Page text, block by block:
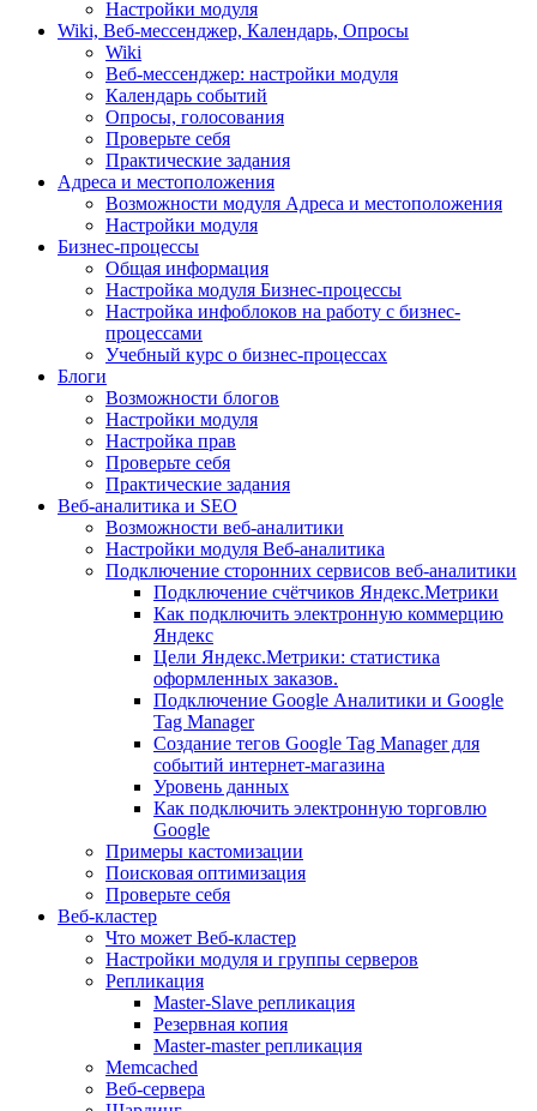
Настройки модуля
Wiki, Веб-мессенджер, Календарь, Опросы
Wiki
Веб-мессенджер: настройки модуля
Календарь событий
Опросы, голосования
Проверьте себя
Практические задания
Адреса и местоположения
Возможности модуля Адреса и местоположения
Настройки модуля
Бизнес-процессы
Общая информация
Настройка модуля Бизнес-процессы
Настройка инфоблоков на работу с бизнес-
процессами
Учебный курс о бизнес-процессах
Блоги
Возможности блогов
Настройки модуля
Настройка прав
Проверьте себя
Практические задания
Веб-аналитика и SEO
Возможности веб-аналитики
Настройки модуля Веб-аналитика
Подключение сторонних сервисов веб-аналитики
Подключение счётчиков Яндекс.Метрики
Как подключить электронную коммерцию
Яндекс
Цели Яндекс.Метрики: статистика
оформленных заказов.
Подключение Google Аналитики и Google
Tag Manager
Создание тегов Google Tag Manager для
событий интернет-магазина
Уровень данных
Как подключить электронную торговлю
Google
Примеры кастомизации
Поисковая оптимизация
Проверьте себя
Веб-кластер
Что может Веб-кластер
Настройки модуля и группы серверов
Репликация
Master-Slave репликация
Резервная копия
Master-master репликация
Memcached
Веб-сервера